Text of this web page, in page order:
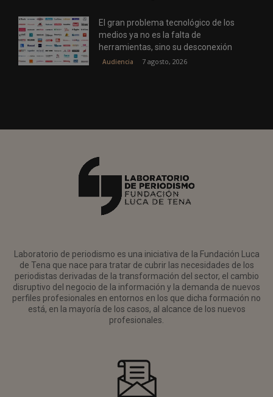
El gran problema tecnológico de los
medios ya no es la falta de
herramientas, sino su desconexión
Audiencia 7 agosto, 2026
Laboratorio de periodismo es una iniciativa de la Fundación Luca
de Tena que nace para tratar de cubrir las necesidades de los
periodistas derivadas de la transformación del sector, el cambio
disruptivo del negocio de la información y la demanda de nuevos
perfiles profesionales en entornos en los que dicha formación no
está, en la mayoría de los casos, al alcance de los nuevos
profesionales.